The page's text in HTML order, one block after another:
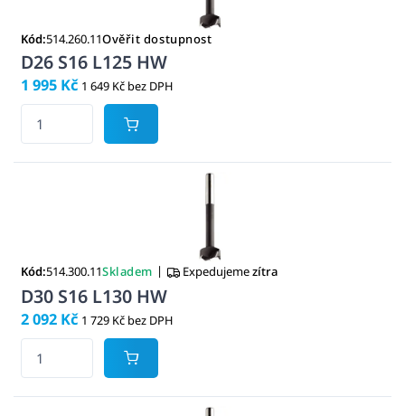
Kód:514.260.11Ověřit dostupnost
D26 S16 L125 HW
1 995 Kč 1 649 Kč bez DPH
Kód:514.300.11Skladem | Expedujemezítra
D30 S16 L130 HW
2 092 Kč 1 729 Kč bez DPH